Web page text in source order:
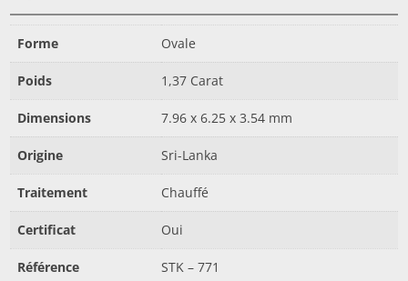
Forme Ovale
Poids 1,37 Carat
Dimensions 7.96 x 6.25 x 3.54 mm
Origine Sri-Lanka
Traitement Chauffé
Certificat Oui
Référence STK – 771